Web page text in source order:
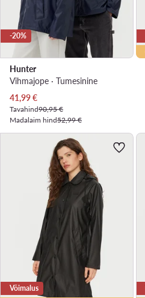
-20%
Hunter
Vihmajope · Tumesinine
Praegune hind
41,99€
Tavahind90,95 €
Madalaim hind52,99 €
Võimalus